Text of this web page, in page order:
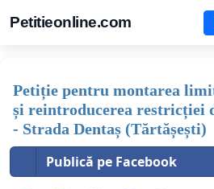
Petitieonline.com
Petiție pentru montarea
și reintroducerea restricției
- Strada Dentaș (Tărtășești)
Publică pe Facebook